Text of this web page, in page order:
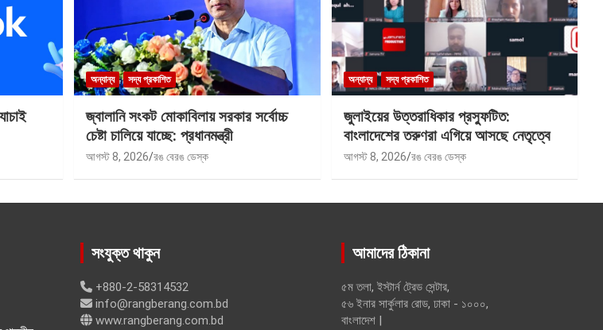
অন্যান্য সদ্য প্রকাশিত
জ্বালানি সংকট মোকাবিলায় সরকার সর্বোচ্চ
চেষ্টা চালিয়ে যাচ্ছে: প্রধানমন্ত্রী
আগস্ট 8, 2026 রঙ বেরঙ ডেস্ক
অন্যান্য সদ্য প্রকাশিত
জুলাইয়ের উত্তরাধিকার প্রস্ফুটিত:
বাংলাদেশের তরুণরা এগিয়ে আসছে নেতৃত্বে
আগস্ট 8, 2026 রঙ বেরঙ ডেস্ক
সংযুক্ত থাকুন
+880-2-58314532
info@rangberang.com.bd
www.rangberang.com.bd
আমাদের ঠিকানা
৫ম তলা, ইস্টার্ন ট্রেড সেন্টার,
৫৬ ইনার সার্কুলার রোড, ঢাকা - ১০০০,
বাংলাদেশ |